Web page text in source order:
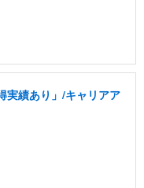
実績あり」/キャリアア